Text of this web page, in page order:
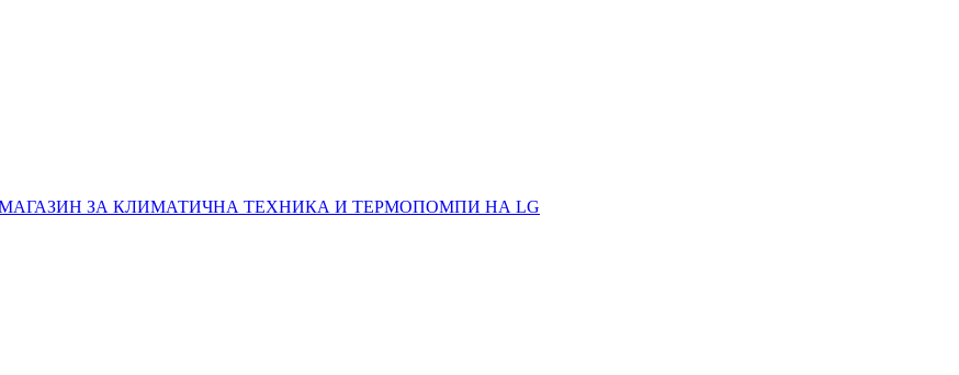
ЗА КЛИМАТИЧНА ТЕХНИКА И ТЕРМОПОМПИ НА LG